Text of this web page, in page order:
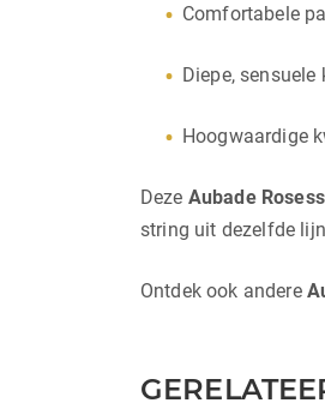
Comfortabele
Diepe, sensuele
Hoogwaardige
Deze Aubade
string uit dezelfde
Ontdek ook andere